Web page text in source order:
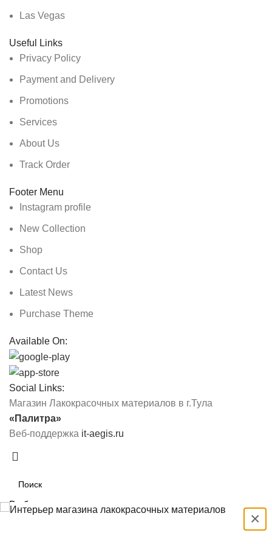
Las Vegas
Useful Links
Privacy Policy
Payment and Delivery
Promotions
Services
About Us
Track Order
Footer Menu
Instagram profile
New Collection
Shop
Contact Us
Latest News
Purchase Theme
Available On:
Social Links:
Магазин Лакокрасочных материалов в г.Тула
«Палитра»
Веб-поддержка it-aegis.ru
Выбрать
×